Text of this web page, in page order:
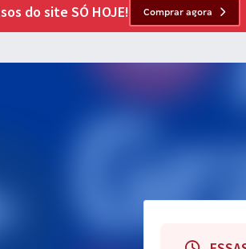
do site SÓ HOJE! Comprar agora